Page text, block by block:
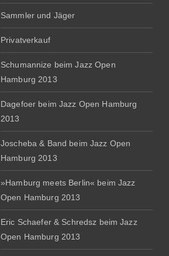
Sammler und Jäger
Privatverkauf
Schumannize beim Jazz Open
Hamburg 2013
Dagefoer beim Jazz Open Hamburg
2013
Joscheba & Band beim Jazz Open
Hamburg 2013
»Hamburg meets Berlin« beim Jazz
Open Hamburg 2013
Eric Schaefer & Schredsz beim Jazz
Open Hamburg 2013